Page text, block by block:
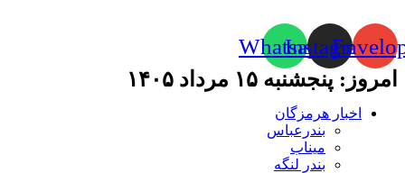
Instagram
Whatsapp
امروز: پنجشنبه ۱۵ مرداد ۱۴۰۵
اخبار هرمزگان
بندرعباس
میناب
بندر لنگه